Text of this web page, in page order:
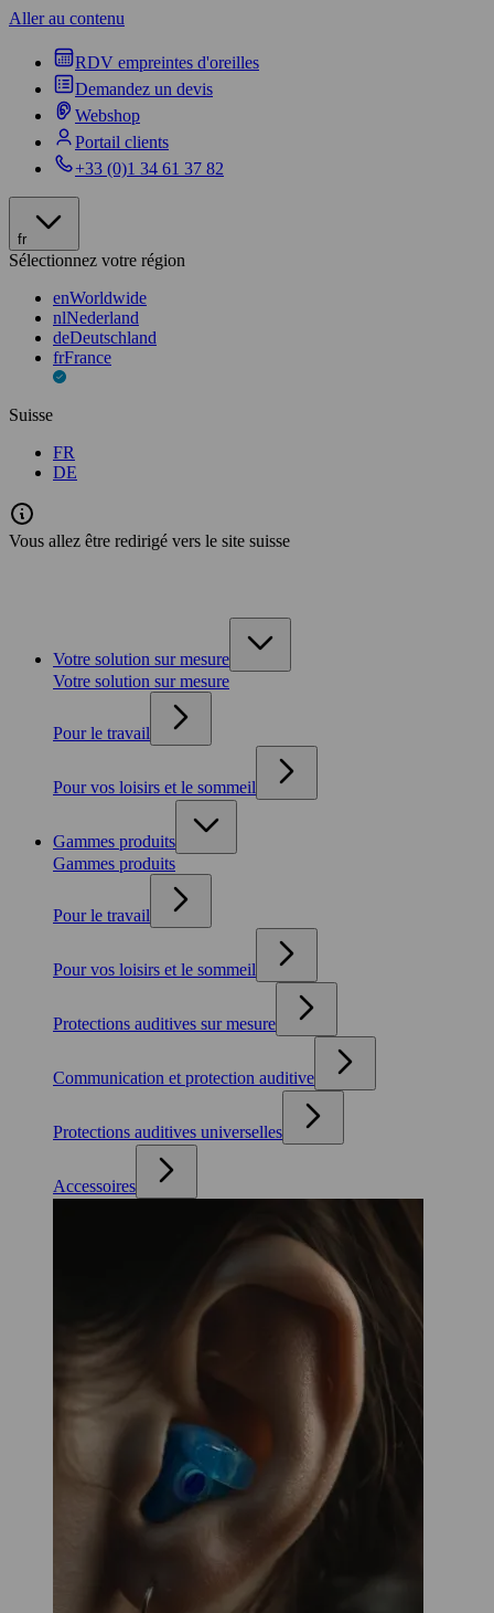
Aller au contenu
RDV empreintes d'oreilles
Demandez un devis
Webshop
Portail clients
+33 (0)1 34 61 37 82
fr
Sélectionnez votre région
enWorldwide
nlNederland
deDeutschland
frFrance
Suisse
FR
DE
Vous allez être redirigé vers le site suisse
Votre solution sur mesure
Votre solution sur mesure
Pour le travail
Pour vos loisirs et le sommeil
Gammes produits
Gammes produits
Pour le travail
Pour vos loisirs et le sommeil
Protections auditives sur mesure
Communication et protection auditive
Protections auditives universelles
Accessoires